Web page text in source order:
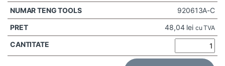
920613A-C
48,04 lei cu TVA